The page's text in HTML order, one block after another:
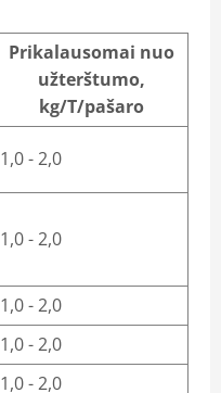
Prikalausomai nuo
užterštumo,
kg/T/pašaro
1,0 - 2,0
1,0 - 2,0
1,0 - 2,0
1,0 - 2,0
1,0 - 2,0